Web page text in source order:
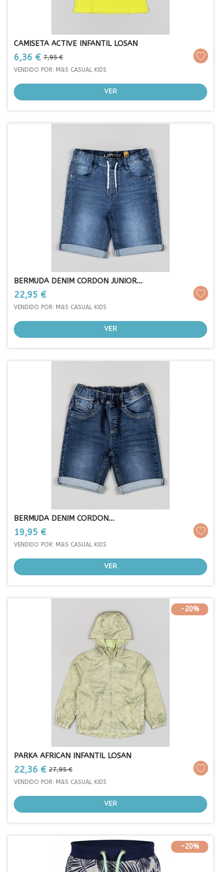
CAMISETA ACTIVE INFANTIL LOSAN
Prezo
6,36 € Prezo
base
7,95 €
VENDIDO POR: M&S CASUAL KIDS
VER
BERMUDA DENIM CORDON JUNIOR...
Prezo
22,95 €
VENDIDO POR: M&S CASUAL KIDS
VER
BERMUDA DENIM CORDON...
Prezo
19,95 €
VENDIDO POR: M&S CASUAL KIDS
VER
-20%
PARKA AFRICAN INFANTIL LOSAN
Prezo
22,36 € Prezo
base
27,95 €
VENDIDO POR: M&S CASUAL KIDS
VER
-20%